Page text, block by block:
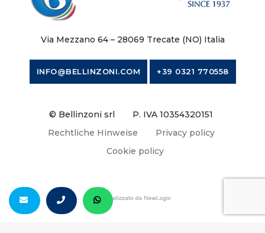
Via Mezzano 64 – 28069 Trecate (NO) Italia
INFO@BELLINZONI.COM +39 0321 770558
© Bellinzoni srl
P. IVA 10354320151
Rechtliche Hinweise
Privacy policy
Cookie policy